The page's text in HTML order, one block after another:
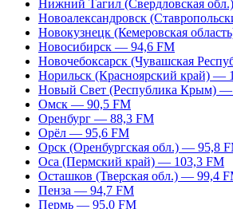
Нижний Тагил (Свердловская
Новоалександровск
Новокузнецк (Кемеровская
Новосибирск — 94,6 FM
Новочебоксарск (Чувашская
Норильск (Красноярский край) —
Новый Свет (Республика Крым) —
Омск — 90,5 FM
Оренбург — 88,3 FM
Орёл — 95,6 FM
Орск (Оренбургская обл.) — 95,8
Оса (Пермский край) — 103,3 FM
Осташков (Тверская обл.) — 99,4
Пенза — 94,7 FM
Пермь — 95,0 FM